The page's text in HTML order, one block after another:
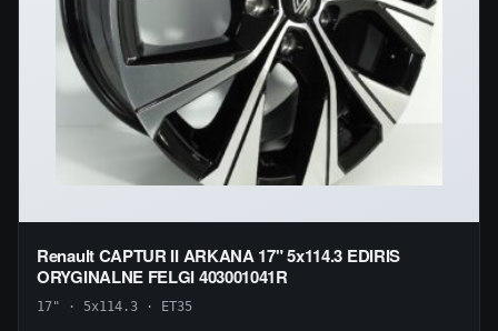
Renault CAPTUR II ARKANA 17" 5x114.3 EDIRIS
ORYGINALNE FELGI 403001041R
17" · 5x114.3 · ET35